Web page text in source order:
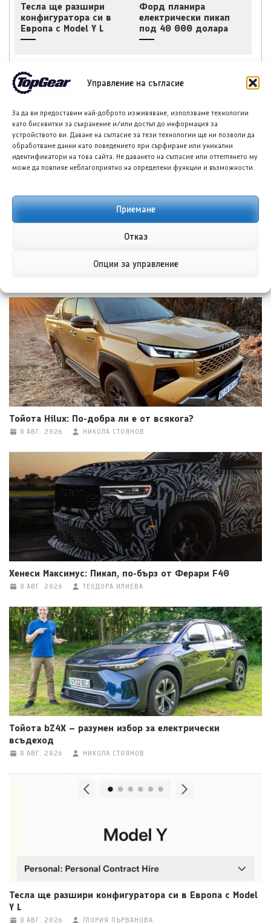
Управление на съгласие
За да ви предоставим най-доброто изживяване, използваме технологии
като бисквитки за съхранение и/или достъп до информация за
устройството ви. Даване на съгласие за тези технологии ще ни позволи да
обработваме данни като поведението при сърфиране или уникални
идентификатори на това сайта. Не даването на съгласие или оттеглянето му
може да повлияе неблагоприятно на определени функции и възможности.
Приемане
Отказ
Опции за управление
Тесла ще разшири
конфигуратора си в
Европа с Model Y L
Форд планира
електрически пикап
под 40 000 долара
НОВИ ПУБЛИКАЦИИ
Тойота Hilux: По-добра ли е от всякога?
8 АВГ. 2026 НИКОЛА СТОЯНОВ
Хенеси Максимус: Пикап, по-бърз от Ферари F40
8 АВГ. 2026 ТЕОДОРА ИЛИЕВА
Тойота bZ4X – разумен избор за електрически
всъдеход
8 АВГ. 2026 НИКОЛА СТОЯНОВ
Тесла ще разшири конфигуратора си в Европа с Model
Y L
8 АВГ. 2026 ГЛОРИЯ ПЪРВАНОВА